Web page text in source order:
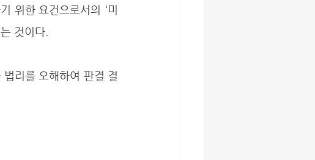
위한 요건으로서의 '미
것이다.